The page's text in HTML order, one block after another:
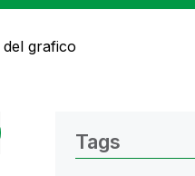
grafico
Tags